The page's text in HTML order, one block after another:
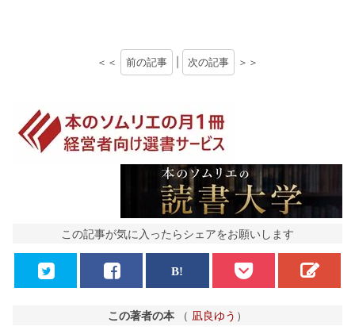
＜＜ 前の記事 次の記事 ＞＞
この記事が気に入ったらシェアをお願いします
この著者の本 （ 凪良ゆう ）